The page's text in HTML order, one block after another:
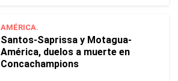
AMÉRICA.
Santos-Saprissa y Motagua-
América, duelos a muerte en
Concachampions